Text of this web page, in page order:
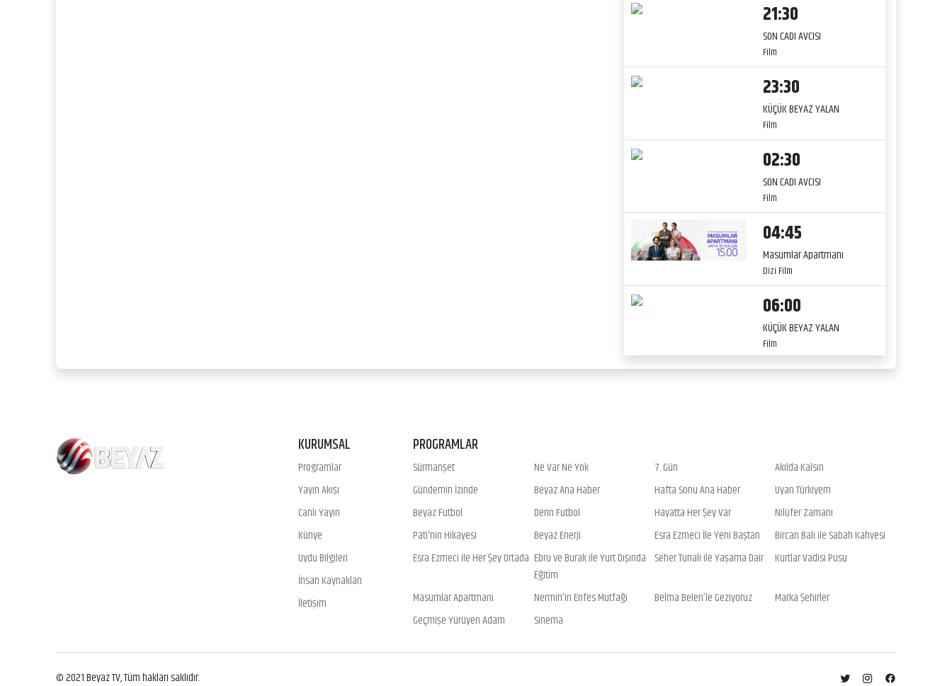
21:30
SON CADI AVCISI
Film
23:30
KÜÇÜK BEYAZ YALAN
Film
02:30
SON CADI AVCISI
Film
04:45
Masumlar Apartmanı
Dizi Film
06:00
KÜÇÜK BEYAZ YALAN
Film
KURUMSAL
Programlar
Yayın Akışı
Canlı Yayın
Künye
Uydu Bilgileri
İnsan Kaynakları
İletişim
PROGRAMLAR
Sürmanşet Ne Var Ne Yok 7. Gün
Akılda Kalsın
Gündemin İzinde
Beyaz Ana Haber Hafta Sonu Ana Haber
Uyan Türkiyem
Beyaz Futbol
Derin Futbol Hayatta Her Şey Var
Nilüfer Zamanı
Pati'nin Hikayesi
Beyaz Enerji Esra Ezmeci İle Yeni Baştan
Bircan Bali ile Sabah Kahvesi
Esra Ezmeci ile Her Şey Ortada Ebru ve Burak ile Yurt Dışında
Eğitim
Seher Tunalı ile Yaşama Dair Kurtlar Vadisi Pusu
Masumlar Apartmanı Nermin'in Enfes Mutfağı Belma Belen’le Geziyoruz
Marka Şehirler
Geçmişe Yürüyen Adam
Sinema
© 2021 Beyaz TV, Tüm hakları saklıdır.